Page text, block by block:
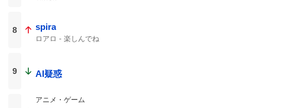
8 spira
ロアロ 楽しんでね
9 AI疑惑
アニメ・ゲーム